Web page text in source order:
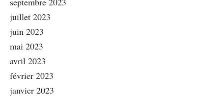
juillet 2023
juin 2023
mai 2023
avril 2023
février 2023
janvier 2023